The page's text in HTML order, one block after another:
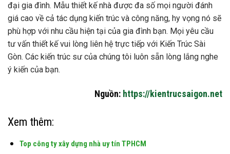
đại gia đình. Mẫu thiết kế nhà được đa số mọi người đánh
giá cao về cả tác dụng kiến ​​trúc và công năng, hy vọng nó sẽ
phù hợp với nhu cầu hiện tại của gia đình bạn. Mọi yêu cầu
tư vấn thiết kế vui lòng liên hệ trực tiếp với Kiến Trúc Sài
Gòn. Các kiến ​​trúc sư của chúng tôi luôn sẵn lòng lắng nghe
ý kiến ​​của bạn.
Nguồn: https://kientrucsaigon.net
Xem thêm:
Top công ty xây dựng nhà uy tín TPHCM